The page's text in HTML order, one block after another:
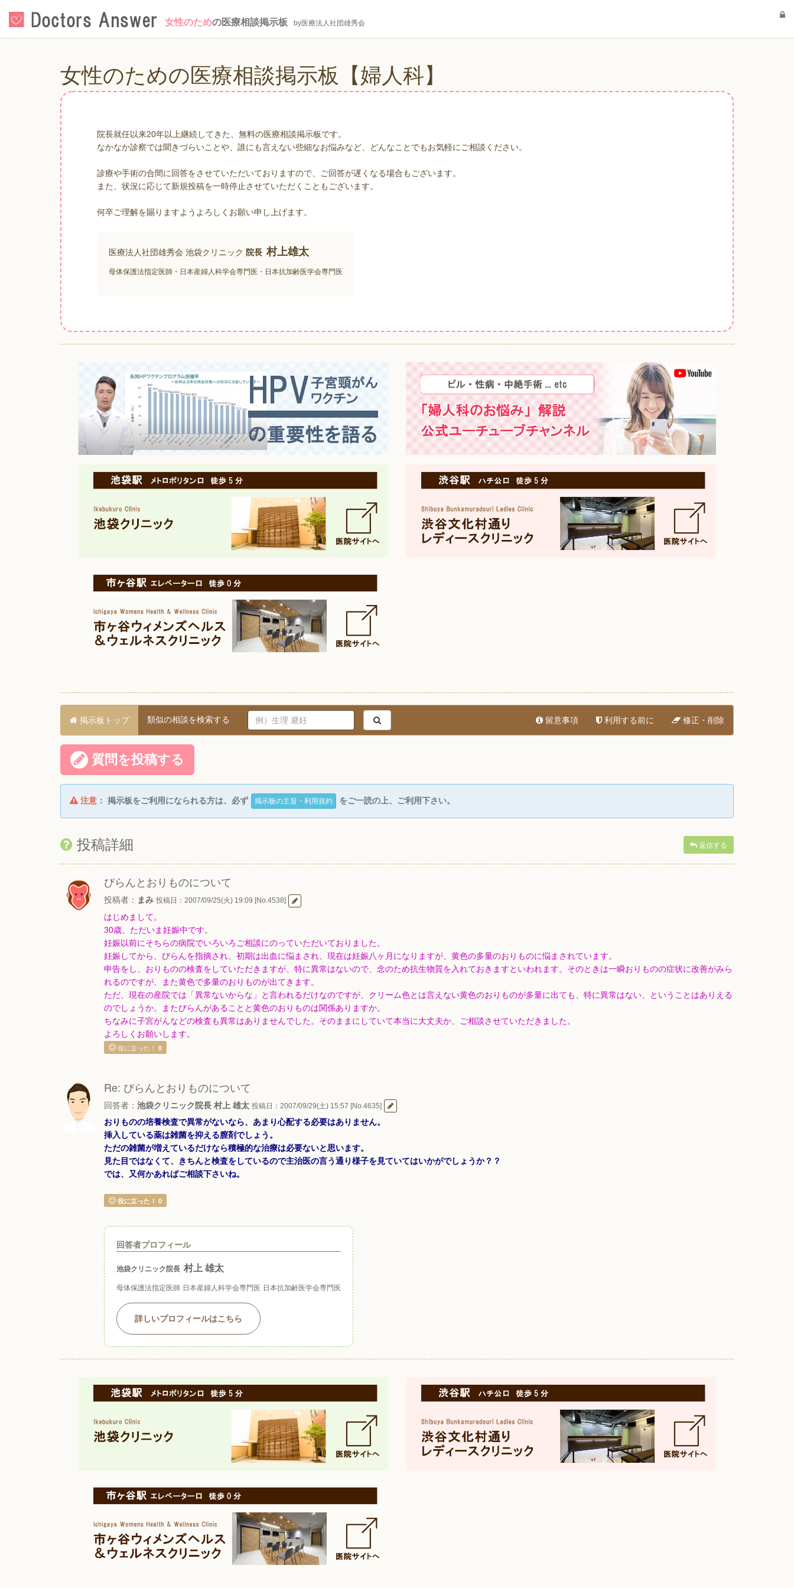
女性のための医療相談掲示板 by医療法人社団雄秀会
女性のための医療相談掲示板【婦人科】
院長就任以来20年以上継続してきた、無料の医療相談掲示板です。
なかなか診察では聞きづらいことや、誰にも言えない些細なお悩みなど、どんなことでもお気軽にご相談ください。
診療や手術の合間に回答をさせていただいておりますので、ご回答が遅くなる場合もございます。
また、状況に応じて新規投稿を一時停止させていただくこともございます。
何卒ご理解を賜りますようよろしくお願い申し上げます。
医療法人社団雄秀会 池袋クリニック 院長 村上雄太
母体保護法指定医師・日本産婦人科学会専門医・日本抗加齢医学会専門医
掲示板トップ 類似の相談を検索する 留意事項 利用する前に 修正・削除
質問を投稿する
注意 ： 掲示板をご利用になられる方は、必ず 掲示板の主旨・利用規約 をご一読の上、ご利用下さい。
投稿詳細 返信する
びらんとおりものについて
投稿者： まみ 投稿日：2007/09/25(火) 19:09 [No.4538]
はじめまして。
30歳、ただいま妊娠中です。
妊娠以前にそちらの病院でいろいろご相談にのっていただいておりました。
妊娠してから、びらんを指摘され、初期は出血に悩まされ、現在は妊娠八ヶ月になりますが、黄色の多量のおりものに悩まされています。
申告をし、おりものの検査をしていただきますが、特に異常はないので、念のため抗生物質を入れておきますといわれます。そのときは一瞬おりものの症状に改善がみら
れるのですが、また黄色で多量のおりものが出てきます。
ただ、現在の産院では「異常ないからな」と言われるだけなのですが、クリーム色とは言えない黄色のおりものが多量に出ても、特に異常はない、ということはありえる
のでしょうか。またびらんがあることと黄色のおりものは関係ありますか。
ちなみに子宮がんなどの検査も異常はありませんでした。そのままにしていて本当に大丈夫か、ご相談させていただきました。
よろしくお願いします。
役に立った！ 0
Re: びらんとおりものについて
回答者： 池袋クリニック院長 村上 雄太 投稿日：2007/09/29(土) 15:57 [No.4635]
おりものの培養検査で異常がないなら、あまり心配する必要はありません。
挿入している薬は雑菌を抑える膣剤でしょう。
ただの雑菌が増えているだけなら積極的な治療は必要ないと思います。
見た目ではなくて、きちんと検査をしているので主治医の言う通り様子を見ていてはいかがでしょうか？？
では、又何かあればご相談下さいね。
役に立った！ 0
回答者プロフィール
池袋クリニック院長 村上 雄太
母体保護法指定医師 日本産婦人科学会専門医 日本抗加齢医学会専門医
詳しいプロフィールはこちら